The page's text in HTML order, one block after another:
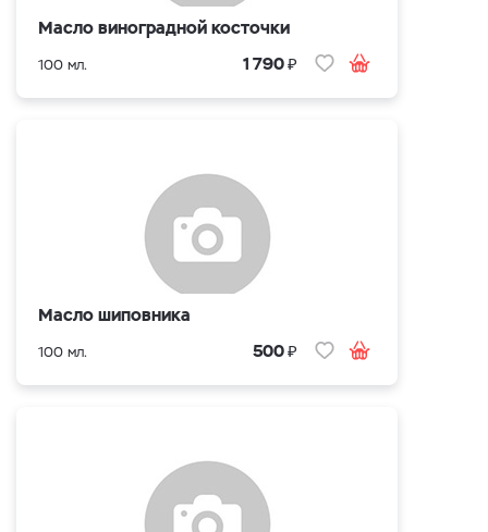
Масло виноградной косточки
100 мл. 1 790₽
Масло шиповника
100 мл. 500₽